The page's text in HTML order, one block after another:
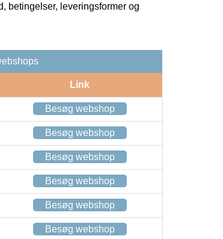
betingelser, leveringsformer og
Link
Besøg webshop
Besøg webshop
Besøg webshop
Besøg webshop
Besøg webshop
Besøg webshop